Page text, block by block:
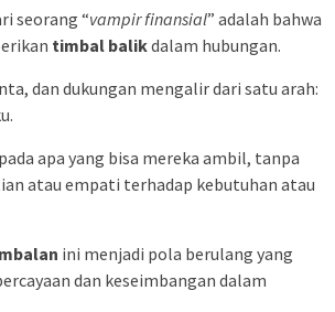
seorang “vampir finansial” adalah bahwa
timbal balikdalam hubungan.
dan dukungan mengalir dari satu arah:
apa yang bisa mereka ambil, tanpa
atau empati terhadap kebutuhan atau
ini menjadi pola berulang yang
dan keseimbangan dalam